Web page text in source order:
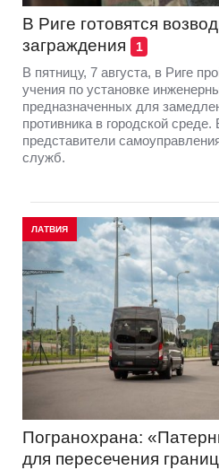
В Риге готовятся
заграждения
1
В пятницу, 7 августа, в Риге
учения по установке
предназначенных для
противника в городской
представители
служб.
ЛАТВИЯ
Погранохрана:
для пересечения